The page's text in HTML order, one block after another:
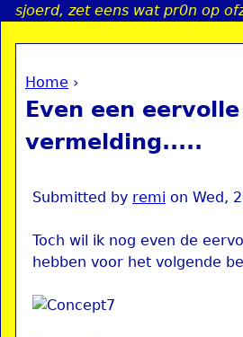
Jump to
sjoerd, zet eens wat pr0n op
You are here
Home ›
Even een eervolle
vermelding.....
Submitted by remi on Wed,
Toch wil ik nog even de
hebben voor het volgende